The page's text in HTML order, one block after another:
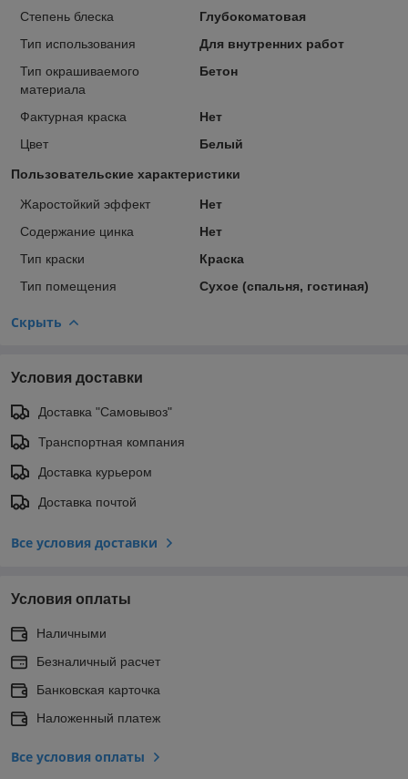
Степень блеска
Глубокоматовая
Тип использования
Для внутренних работ
Тип окрашиваемого
материала
Бетон
Фактурная краска
Нет
Цвет
Белый
Пользовательские характеристики
Жаростойкий эффект
Нет
Содержание цинка
Нет
Тип краски
Краска
Тип помещения
Сухое (спальня, гостиная)
Скрыть
Условия доставки
Доставка "Самовывоз"
Транспортная компания
Доставка курьером
Доставка почтой
Все условия доставки
Условия оплаты
Наличными
Безналичный расчет
Банковская карточка
Наложенный платеж
Все условия оплаты